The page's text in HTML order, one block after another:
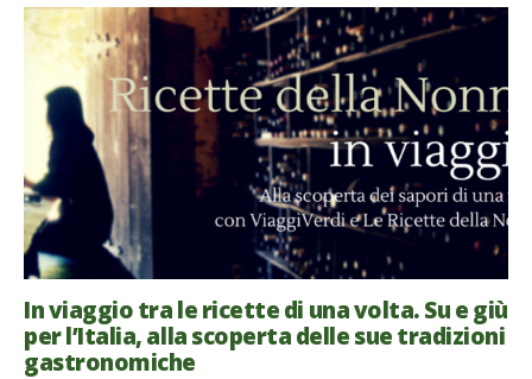
la Bio Festa. La festa del Biologico, che è ormai una
tradizione, giunta quest’anno alla sua 16 edizione, si svolge da
Venerdì 1 agosto a […]
In viaggio tra le ricette di una volta. Su e giù
per l’Italia, alla scoperta delle sue tradizioni
gastronomiche